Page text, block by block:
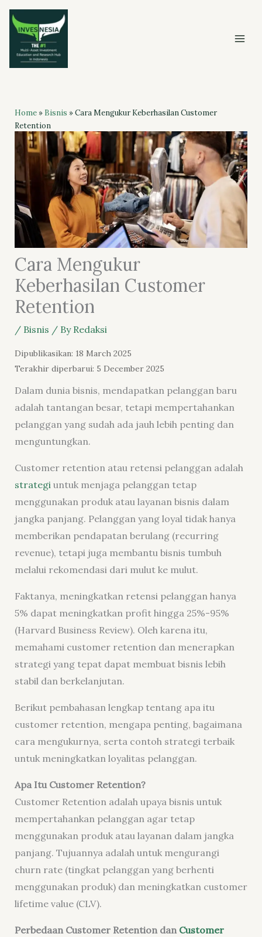
Skip
content
Home» Bisnis »Cara Mengukur Keberhasilan Customer
Retention
Cara Mengukur
Keberhasilan Customer
Retention
/ Bisnis / By Redaksi
Dipublikasikan: 18 March 2025
Terakhir diperbarui: 5 December 2025
Dalam dunia bisnis, mendapatkan pelanggan baru
adalah tantangan besar, tetapi mempertahankan
pelanggan yang sudah ada jauh lebih penting dan
menguntungkan.
Customer retention atau retensi pelanggan adalah
strategiuntuk menjaga pelanggan tetap
menggunakan produk atau layanan bisnis dalam
jangka panjang. Pelanggan yang loyal tidak hanya
memberikan pendapatan berulang (recurring
revenue), tetapi juga membantu bisnis tumbuh
melalui rekomendasi dari mulut ke mulut.
Faktanya, meningkatkan retensi pelanggan hanya
5% dapat meningkatkan profit hingga 25%-95%
(Harvard Business Review). Oleh karena itu,
memahami customer retention dan menerapkan
strategi yang tepat dapat membuat bisnis lebih
stabil dan berkelanjutan.
Berikut pembahasan lengkap tentang apa itu
customer retention, mengapa penting, bagaimana
cara mengukurnya, serta contoh strategi terbaik
untuk meningkatkan loyalitas pelanggan.
Apa Itu Customer Retention?
Customer Retention adalah upaya bisnis untuk
mempertahankan pelanggan agar tetap
menggunakan produk atau layanan dalam jangka
panjang. Tujuannya adalah untuk mengurangi
churn rate (tingkat pelanggan yang berhenti
menggunakan produk) dan meningkatkan customer
lifetime value (CLV).
Perbedaan Customer Retention dan Customer